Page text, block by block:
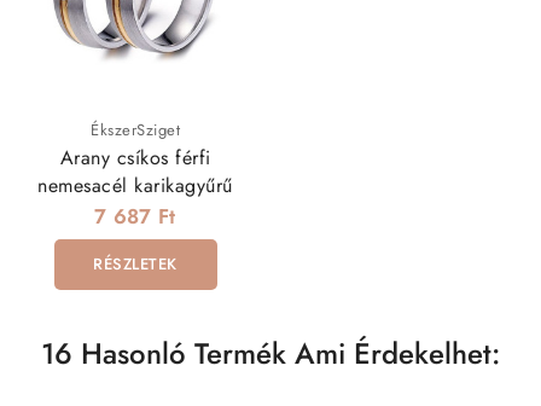
ÉkszerSziget
Arany csíkos férfi
nemesacél karikagyűrű
7 687 Ft
RÉSZLETEK
16 Hasonló Termék Ami Érdekelhet: